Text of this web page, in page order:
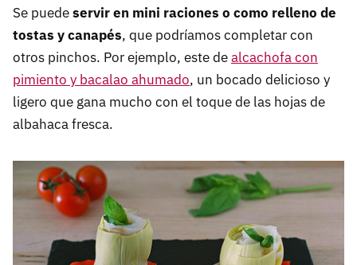
Se puedeservir en mini raciones o como relleno de
tostas y canapés, que podríamos completar con
otros pinchos. Por ejemplo, este dealcachofa con
pimiento y bacalao ahumado, un bocado delicioso y
ligero que gana mucho con el toque de las hojas de
albahaca fresca.